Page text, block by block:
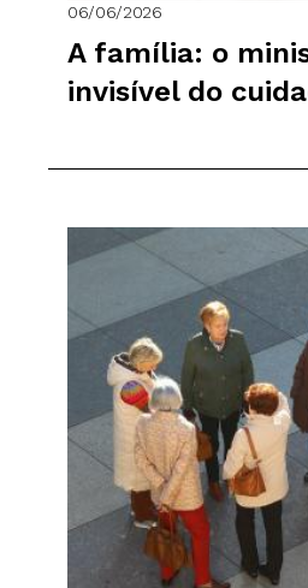
06/06/2026
A família: o
invisível do